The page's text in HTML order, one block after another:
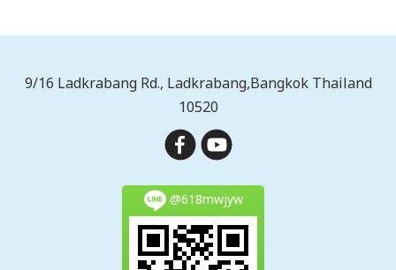
9/16 Ladkrabang Rd., Ladkrabang,Bangkok Thailand
10520
@618mwjyw